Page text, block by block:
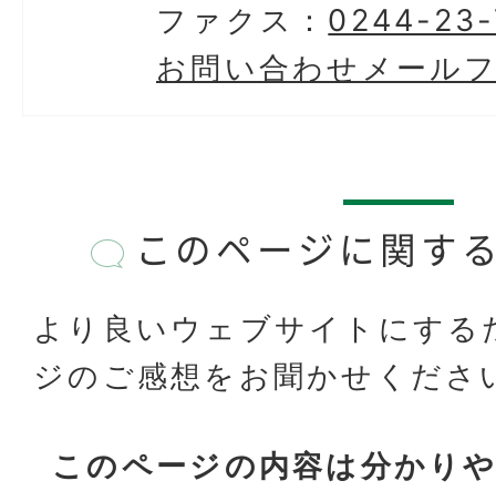
ファクス： 0244-
お問い合わせメール
このページに関す
より良いウェブサイトにする
ジのご感想をお聞かせくださ
このページの内容は分かり